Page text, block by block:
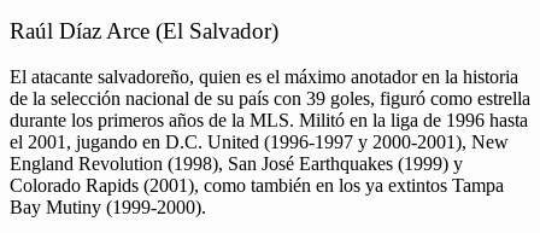
Raúl Díaz Arce (El Salvador)
El atacante salvadoreño, quien es el máximo anotador en la historia
de la selección nacional de su país con 39 goles, figuró como estrella
durante los primeros años de la MLS. Militó en la liga de 1996 hasta
el 2001, jugando en D.C. United (1996-1997 y 2000-2001), New
England Revolution (1998), San José Earthquakes (1999) y
Colorado Rapids (2001), como también en los ya extintos Tampa
Bay Mutiny (1999-2000).